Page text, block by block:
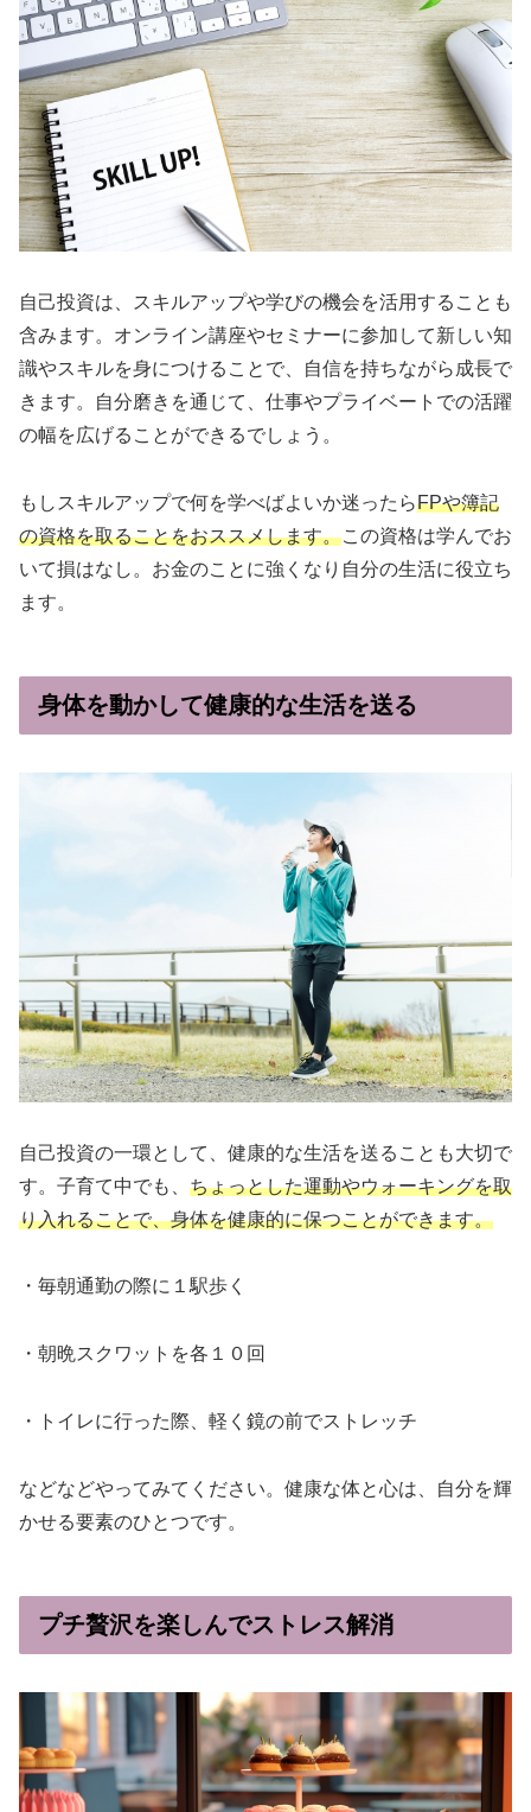
自己投資は、スキルアップや学びの機会を活用することも
含みます。オンライン講座やセミナーに参加して新しい知
識やスキルを身につけることで、自信を持ちながら成長で
きます。自分磨きを通じて、仕事やプライベートでの活躍
の幅を広げることができるでしょう。
もしスキルアップで何を学べばよいか迷ったらFPや簿記
の資格を取ることをおススメします。この資格は学んでお
いて損はなし。お金のことに強くなり自分の生活に役立ち
ます。
身体を動かして健康的な生活を送る
自己投資の一環として、健康的な生活を送ることも大切で
す。子育て中でも、 ちょっとした運動やウォーキングを取
り入れることで、身体を健康的に保つことができます。
・毎朝通勤の際に１駅歩く
・朝晩スクワットを各１０回
・トイレに行った際、軽く鏡の前でストレッチ
などなどやってみてください。健康な体と心は、自分を輝
かせる要素のひとつです。
プチ贅沢を楽しんでストレス解消